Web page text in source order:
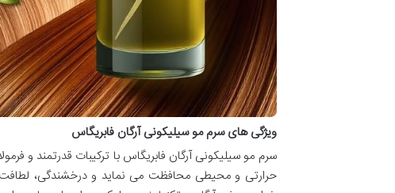
ویژگی های سرم مو سیلیکونی آرگان فابریگاس
سرم مو سیلیکونی آرگان فابریگاس با ترکیبات قدرتمند و
حرارتی و محیطی محافظت می نماید و درخشندگی، لطافت